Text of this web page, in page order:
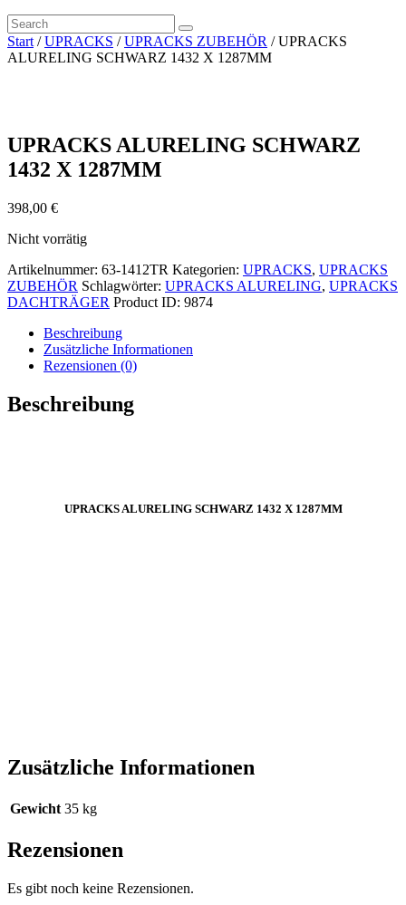
Start /UPRACKS /UPRACKS ZUBEHÖR / UPRACKS
ALURELING SCHWARZ 1432 X 1287MM
UPRACKS ALURELING SCHWARZ
1432 X 1287MM
398,00 €
Nicht vorrätig
Artikelnummer: 63-1412TR Kategorien: UPRACKS, UPRACKS
ZUBEHÖR Schlagwörter: UPRACKS ALURELING, UPRACKS
DACHTRÄGER Product ID: 9874
Beschreibung
Zusätzliche Informationen
Rezensionen (0)
Beschreibung
UPRACKS ALURELING SCHWARZ 1432 X 1287MM
Zusätzliche Informationen
Gewicht 35 kg
Rezensionen
Es gibt noch keine Rezensionen.